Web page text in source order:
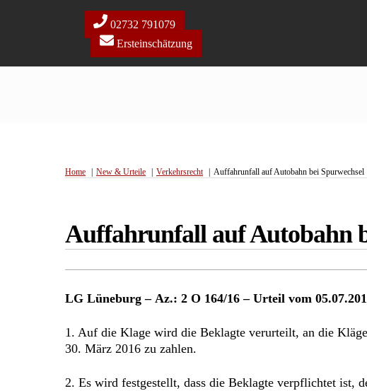
02732 791079
Ersteinschätzung
Home New & Urteile Verkehrsrecht Auffahrunfall auf Autobahn bei Spurwechsel
Auffahrunfall auf Autobahn
LG Lüneburg – Az.: 2 O 164/16 – Urteil vom
1. Auf die Klage wird die Beklagte verurteilt, an die
30. März 2016 zu zahlen.
2. Es wird festgestellt, dass die Beklagte verpflichtet ist,